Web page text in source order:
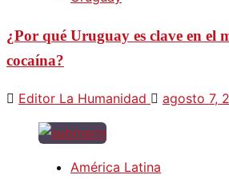
¿Por qué Uruguay es clave en el
cocaína?
Editor La Humanidad agosto 7,
América Latina